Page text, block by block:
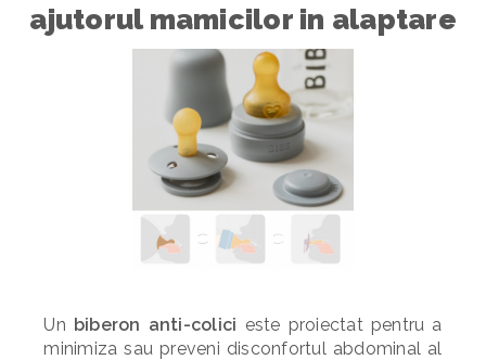
ajutorul mamicilor in alaptare
Un biberon anti-colici este proiectat pentru a
minimiza sau preveni disconfortul abdominal al